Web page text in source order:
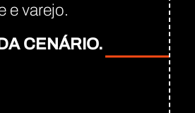
e varejo.
CENÁRIO.